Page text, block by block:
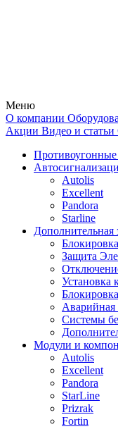
Меню
О компании
Акции Видео и статьи
Autolis
Excellent
Pandora
Starline
Дополнительная
Защита
Установка
Аварийная
Системы
Модули и
Autolis
Excellent
Pandora
StarLine
Prizrak
Fortin